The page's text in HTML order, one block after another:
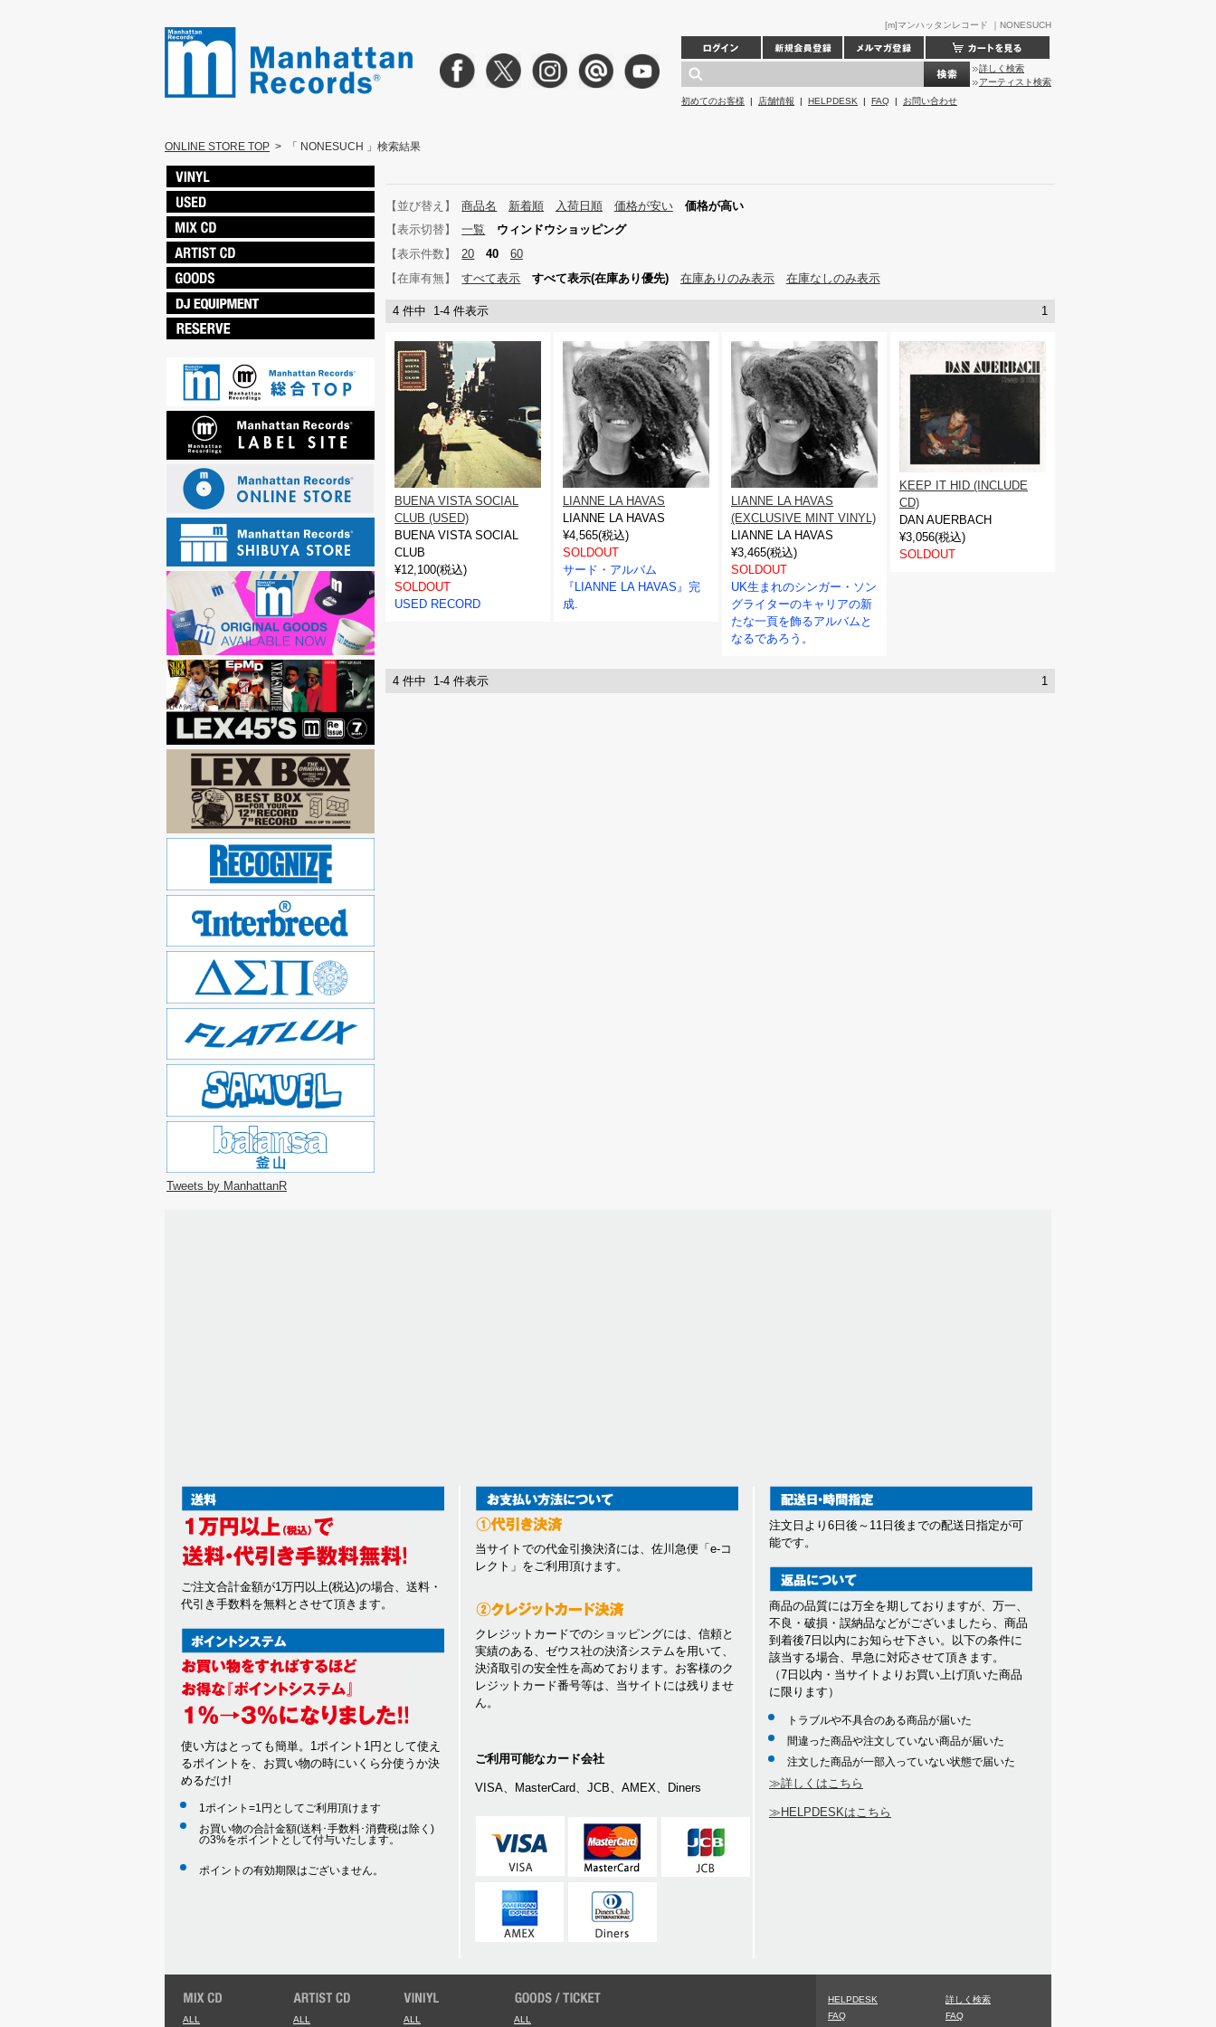
[m]マンハッタンレコード ｜NONESUCH
詳しく検索
アーティスト検索
初めてのお客様 | 店舗情報 | HELPDESK | FAQ | お問い合わせ
ONLINE STORE TOP > 「 NONESUCH 」検索結果
Tweets by ManhattanR
【並び替え】 商品名 新着順 入荷日順 価格が安い
価格が高い
【表示切替】
一覧
ウィンドウショッピング
【表示件数】
20 40
60
【在庫有無】
すべて表示 すべて表示(在庫あり優先) 在庫ありのみ表示 在庫なしのみ表示
4 件中 1-4 件表示 1
BUENA VISTA SOCIAL
CLUB (USED)
BUENA VISTA SOCIAL
CLUB
¥12,100(税込)
SOLDOUT
USED RECORD
LIANNE LA HAVAS
LIANNE LA HAVAS
¥4,565(税込)
SOLDOUT
サード・アルバム
『LIANNE LA HAVAS』完
成.
LIANNE LA HAVAS
(EXCLUSIVE MINT VINYL)
LIANNE LA HAVAS
¥3,465(税込)
SOLDOUT
UK生まれのシンガー・ソン
グライターのキャリアの新
たな一頁を飾るアルバムと
なるであろう。
KEEP IT HID (INCLUDE
CD)
DAN AUERBACH
¥3,056(税込)
SOLDOUT
4 件中 1-4 件表示 1
ご注文合計金額が1万円以上(税込)の場合、送料・
代引き手数料を無料とさせて頂きます。
使い方はとっても簡単。1ポイント1円として使え
るポイントを、お買い物の時にいくら分使うか決
めるだけ!
1ポイント=1円としてご利用頂けます
お買い物の合計金額(送料･手数料･消費税は除く)
の3%をポイントとして付与いたします。
ポイントの有効期限はございません。
当サイトでの代金引換決済には、佐川急便「e-コ
レクト」をご利用頂けます。
クレジットカードでのショッピングには、信頼と
実績のある、ゼウス社の決済システムを用いて、
決済取引の安全性を高めております。お客様のク
レジットカード番号等は、当サイトには残りませ
ん。
ご利用可能なカード会社
VISA、MasterCard、JCB、AMEX、Diners
注文日より6日後～11日後までの配送日指定が可
能です。
商品の品質には万全を期しておりますが、万一、
不良・破損・誤納品などがございましたら、商品
到着後7日以内にお知らせ下さい。以下の条件に
該当する場合、早急に対応させて頂きます。
（7日以内・当サイトよりお買い上げ頂いた商品
に限ります）
トラブルや不具合のある商品が届いた
間違った商品や注文していない商品が届いた
注文した商品が一部入っていない状態で届いた
≫詳しくはこちら
≫HELPDESKはこちら
ALL ALL ALL ALL
HELPDESK
FAQ
詳しく検索
FAQ